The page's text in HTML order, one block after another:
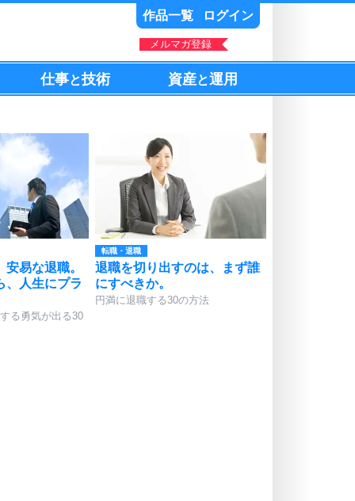
作品一覧 ログイン
メルマガ登録
仕事と技術 資産と運用
易な退職。
、人生にプラ
る勇気が出る30
転職・退職
退職を切り出すのは、まず誰
にすべきか。
円満に退職する30の方法